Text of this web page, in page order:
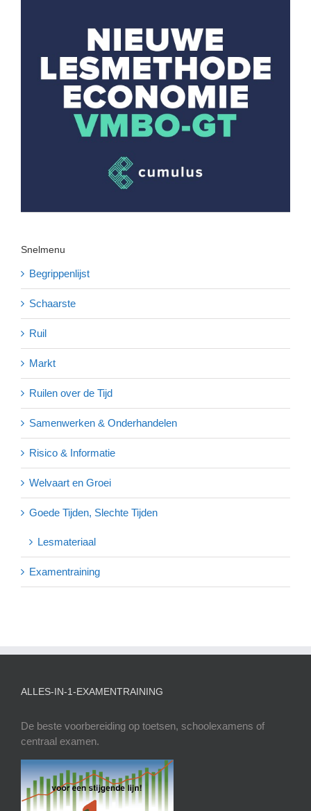
Snelmenu
Begrippenlijst
Schaarste
Ruil
Markt
Ruilen over de Tijd
Samenwerken & Onderhandelen
Risico & Informatie
Welvaart en Groei
Goede Tijden, Slechte Tijden
Lesmateriaal
Examentraining
ALLES-IN-1-EXAMENTRAINING
De beste voorbereiding op toetsen, schoolexamens of
centraal examen.